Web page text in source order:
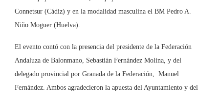
Connetsur (Cádiz) y en la modalidad masculina el BM Pedro A.
Niño Moguer (Huelva).
El evento contó con la presencia del presidente de la Federación
Andaluza de Balonmano, Sebastián Fernández Molina, y del
delegado provincial por Granada de la Federación, Manuel
Fernández. Ambos agradecieron la apuesta del Ayuntamiento y del